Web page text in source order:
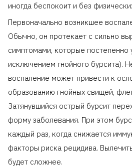
иногда беспокоит и без
Первоначально возникшее
Обычно, он протекает с сильно
симптомами, которые постепенно
исключением гнойного бурсита).
воспаление может привести к
образованию гнойных свищей,
Затянувшийся острый бурсит
форму заболевания. При этом
каждый раз, когда снижается
факторы риска рецидива.
будет сложнее.